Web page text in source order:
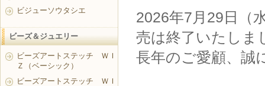
2026年7月29日（
売は終了いたしま
長年のご愛顧、誠
ビジューソウタシエ
ビーズ＆ジュエリー
ビーズアートステッチ ＷＩ
Ｚ（ベーシック）
ビーズアートステッチ ＷＩ